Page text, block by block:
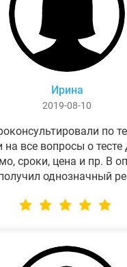
Ирина
2019-08-10
по
на все вопросы о
сроки, цена и пр. В
однозначный